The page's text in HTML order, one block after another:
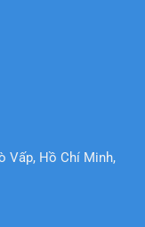
Vấp, Hồ Chí Minh,